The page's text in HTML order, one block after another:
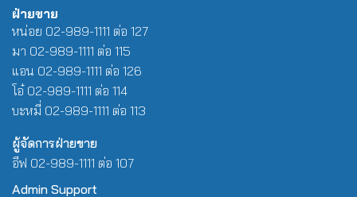
ฝ่ายขาย
หน่อย 02-989-1111 ต่อ 127
มา 02-989-1111 ต่อ 115
แอน 02-989-1111 ต่อ 126
โอ๋ 02-989-1111 ต่อ 114
บะหมี่ 02-989-1111 ต่อ 113
ผู้จัดการฝ่ายขาย
อีฟ 02-989-1111 ต่อ 107
Admin Support